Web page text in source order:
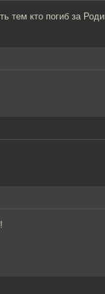
тем кто погиб за